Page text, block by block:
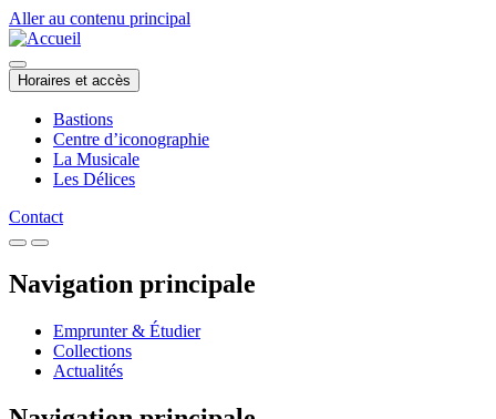
Aller au contenu principal
Horaires et accès
Bastions
Centre d’iconographie
La Musicale
Les Délices
Contact
Navigation principale
Emprunter & Étudier
Collections
Actualités